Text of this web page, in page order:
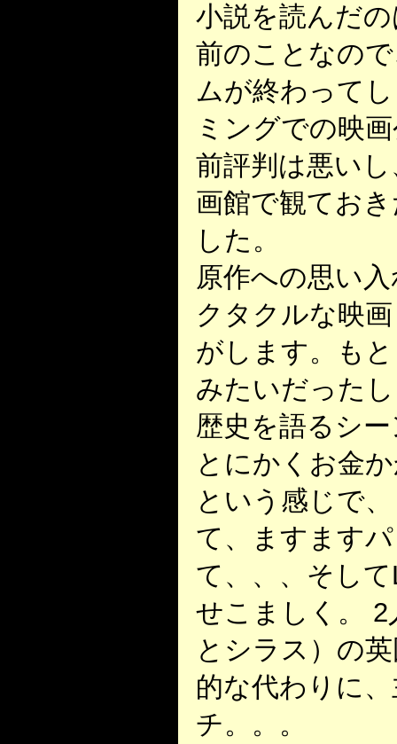
小説を読んだ
前のことなの
ムが終わって
ミングでの映
前評判は悪い
画館で観てお
した。
原作への思い
クタクルな映
がします。も
みたいだった
歴史を語るシ
とにかくお金
という感じで
て、ますます
て、、、そし
せこましく。 2
とシラス）の
的な代わりに
チ。。。